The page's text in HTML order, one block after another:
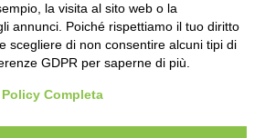
12060 Pocapaglia CN
la visita al sito web o la
annunci. Poiché rispettiamo il tuo diritto
scegliere di non consentire alcuni tipi di
GDPR per saperne di più.
Completa